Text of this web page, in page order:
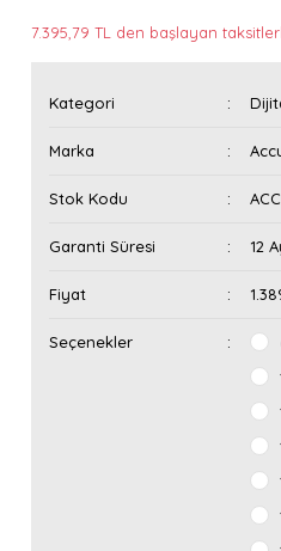
7.395,79 TL den başlayan
Kategori
Marka
Stok Kodu
Garanti Süresi 12
Fiyat
Seçenekler